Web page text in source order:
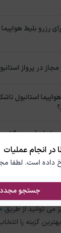
در انجام عملیات
داده است. لطفا
جستجو مجدد
رزرو بلیط
مجاز در پرواز
استانبول
بلیط رفت و
چارتر و سیستمی
استانبولبهتاشکند
می توانید از طریق
گزینه را